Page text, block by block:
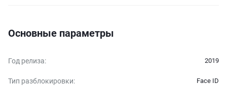
Основные параметры
Год релиза: 2019
Тип разблокировки: Face ID